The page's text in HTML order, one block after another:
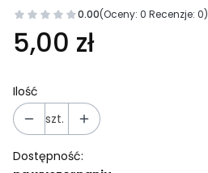
0.00(Oceny: 0 Recenzje: 0)
5,00 zł
Ilość
szt.
Dostępność: